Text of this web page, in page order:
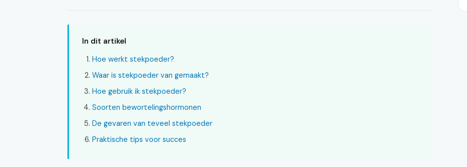
In dit artikel
Hoe werkt stekpoeder?
Waar is stekpoeder van gemaakt?
Hoe gebruik ik stekpoeder?
Soorten bewortelingshormonen
De gevaren van teveel stekpoeder
Praktische tips voor succes